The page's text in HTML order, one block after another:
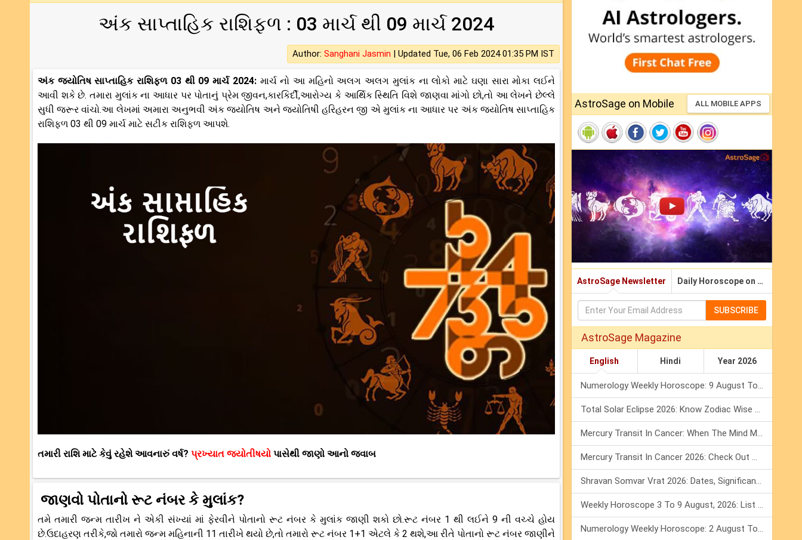
અંક સાપ્તાહિક રાશિફળ : 03 માર્ચ થી 09 માર્ચ 2024
Author: Sanghani Jasmin | Updated Tue, 06 Feb 2024 01:35 PM IST
અંક જ્યોતિષ સાપ્તાહિક રાશિફળ 03 થી 09 માર્ચ 2024: માર્ચ નો આ મહિનો અલગ અલગ મુલાંક ના લોકો માટે ઘણા સારા મોકા લઈને
આવી શકે છે. તમારા મુલાંક ના આધાર પર પોતાનું પ્રેમ જીવન,કારકિર્દી,આરોગ્ય કે આર્થિક સ્થિતિ વિશે જાણવા માંગો છો,તો આ લેખને છેલ્લે
સુધી જરૂર વાંચો.આ લેખમાં અમારા અનુભવી અંક જ્યોતિષ અને જ્યોતિષી હરિહરન જી એ મુલાંક ના આધાર પર અંક જ્યોતિષ સાપ્તાહિક
રાશિફળ 03 થી 09 માર્ચ માટે સટીક રાશિફળ આપશે.
તમારી રાશિ માટે કેવું રહેશે આવનારું વર્ષ? પ્રખ્યાત જ્યોતીષયો પાસેથી જાણો આનો જવાબ
જાણવો પોતાનો રૂટ નંબર કે મુલાંક?
તમે તમારી જન્મ તારીખ ને એકી સંખ્યાં માં ફેરવીને પોતાનો રૂટ નંબર કે મુલાંક જાણી શકો છો.રૂટ નંબર 1 થી લઈને 9 ની વચ્ચે હોય
છે.ઉદાહરણ તરીકે,જો તમારો જન્મ મહિનાની 11 તારીખે થયો છે,તો તમારો રૂટ નંબર 1+1 એટલે કે 2 થશે,આ રીતે પોતાનો રૂટ નંબર જાણીને
AstroSage on Mobile ALL MOBILE APPS
AstroSage Newsletter Daily Horoscope on Email
SUBSCRIBE
AstroSage Magazine
English Hindi Year 2026
Numerology Weekly Horoscope: 9 August To 15 August, 2026
Total Solar Eclipse 2026: Know Zodiac Wise Prediction
Mercury Transit In Cancer: When The Mind Meets The Heart!
Mercury Transit In Cancer 2026: Check Out What It Brings For You
Shravan Somvar Vrat 2026: Dates, Significance & Rituals In August
Weekly Horoscope 3 To 9 August, 2026: List Of Fasts & Festivals
Numerology Weekly Horoscope: 2 August To 8 August, 2026